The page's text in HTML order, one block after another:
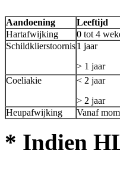
Aandoening Leeftijd
Hartafwijking
0 tot 4
Schildklierstoornis1 jaar
> 1 jaar
Coeliakie
< 2 jaar
> 2 jaar
Heupafwijking
Vanaf
* Indien